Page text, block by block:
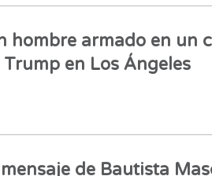
hombre armado en un
en Los Ángeles
de Bautista